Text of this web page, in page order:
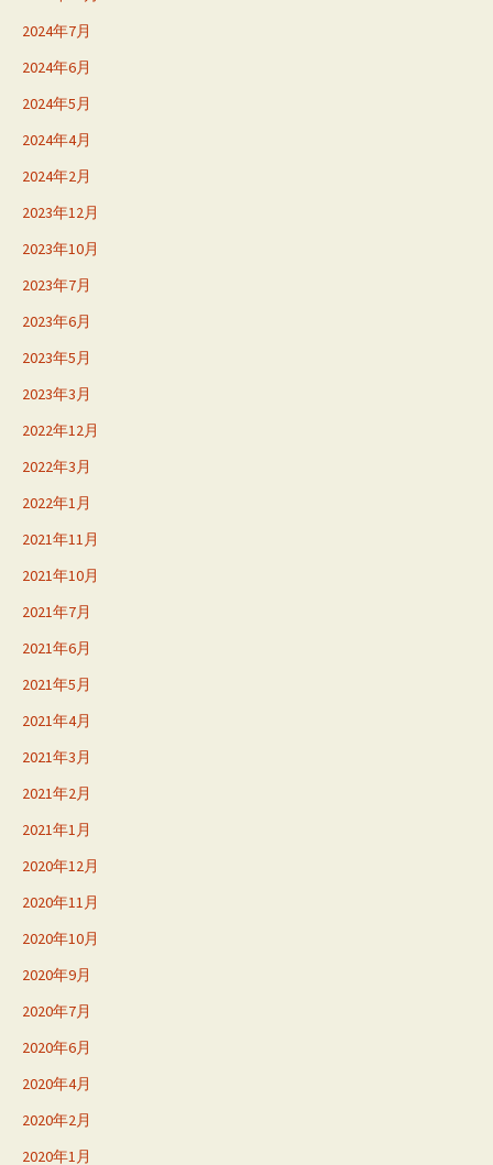
2024年7月
2024年6月
2024年5月
2024年4月
2024年2月
2023年12月
2023年10月
2023年7月
2023年6月
2023年5月
2023年3月
2022年12月
2022年3月
2022年1月
2021年11月
2021年10月
2021年7月
2021年6月
2021年5月
2021年4月
2021年3月
2021年2月
2021年1月
2020年12月
2020年11月
2020年10月
2020年9月
2020年7月
2020年6月
2020年4月
2020年2月
2020年1月